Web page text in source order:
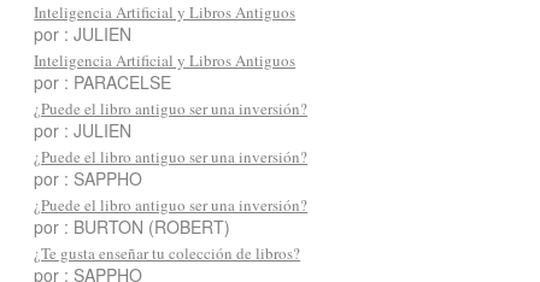
Inteligencia Artificial y Libros Antiguos
por : JULIEN
Inteligencia Artificial y Libros Antiguos
por : PARACELSE
¿Puede el libro antiguo ser una inversión?
por : JULIEN
¿Puede el libro antiguo ser una inversión?
por : SAPPHO
¿Puede el libro antiguo ser una inversión?
por : BURTON (ROBERT)
¿Te gusta enseñar tu colección de libros?
por : SAPPHO